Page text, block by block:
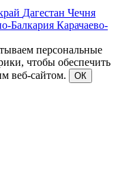
Дагестан Чечня
Балкария Карачаево-
персональные
чтобы обеспечить
веб-сайтом.
ОК